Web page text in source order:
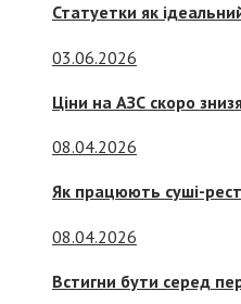
Статуетки як
03.06.2026
Ціни на АЗС скоро
08.04.2026
Як працюють суші-
08.04.2026
Встигни бути серед